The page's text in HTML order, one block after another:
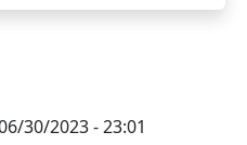
30/2023 - 23:01